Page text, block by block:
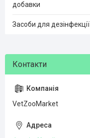
добавки
Засоби для дезінфекції
VetZooMarket